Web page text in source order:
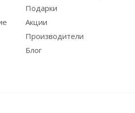
Подарки
Акции
Производители
Блог